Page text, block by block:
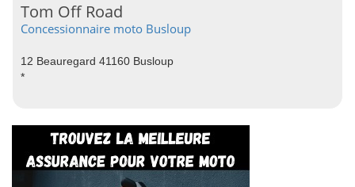
Tom Off Road
Concessionnaire moto Busloup
12 Beauregard 41160 Busloup
*